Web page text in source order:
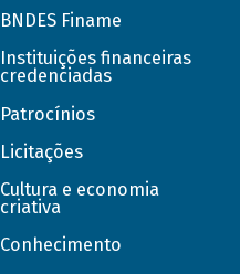
BNDES Finame
Instituições financeiras
credenciadas
Patrocínios
Licitações
Cultura e economia
criativa
Conhecimento